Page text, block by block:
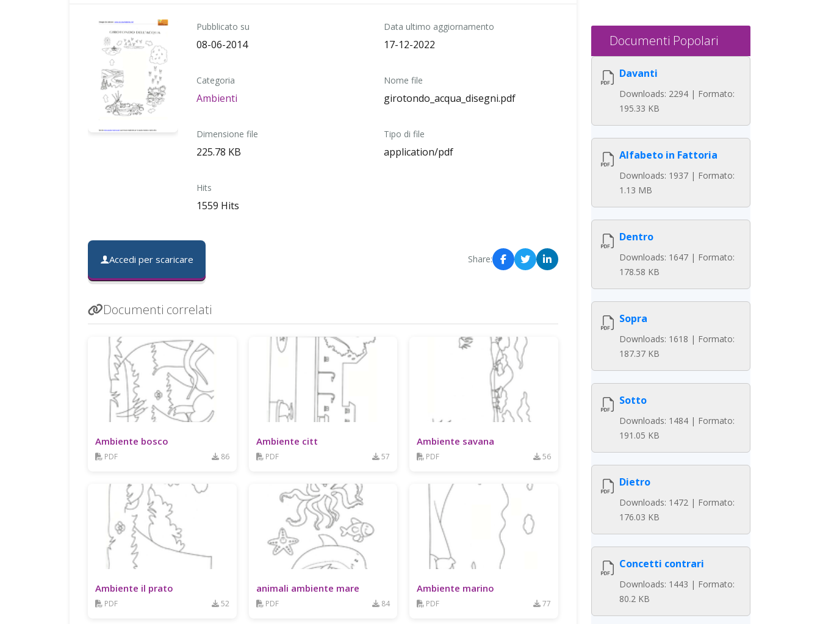
Pubblicato su
08-06-2014
Data ultimo aggiornamento
17-12-2022
Categoria
Ambienti
Nome file
girotondo_acqua_disegni.pdf
Dimensione file
225.78 KB
Tipo di file
application/pdf
Hits
1559 Hits
Accedi per scaricare Share:
Documenti correlati
Ambiente bosco
PDF 86
Ambiente citt
PDF 57
Ambiente savana
PDF 56
Ambiente il prato
PDF 52
animali ambiente mare
PDF 84
Ambiente marino
PDF 77
Documenti Popolari
Davanti
Downloads: 2294 | Formato:
195.33 KB
Alfabeto in Fattoria
Downloads: 1937 | Formato:
1.13 MB
Dentro
Downloads: 1647 | Formato:
178.58 KB
Sopra
Downloads: 1618 | Formato:
187.37 KB
Sotto
Downloads: 1484 | Formato:
191.05 KB
Dietro
Downloads: 1472 | Formato:
176.03 KB
Concetti contrari
Downloads: 1443 | Formato:
80.2 KB